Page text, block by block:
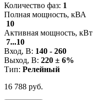
Количество фаз: 1
Полная мощность, кВА
10
Активная мощность, кВт
7...10
Вход, В: 140 - 260
Выход, В: 220 ± 6%
Тип: Релейный
16 788 руб.